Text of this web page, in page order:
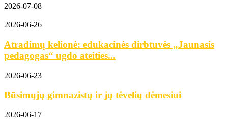
2026-07-08
2026-06-26
Atradimų kelionė: edukacinės dirbtuvės „Jaunasis
pedagogas“ ugdo ateities...
2026-06-23
Būsimųjų gimnazistų ir jų tėvelių dėmesiui
2026-06-17